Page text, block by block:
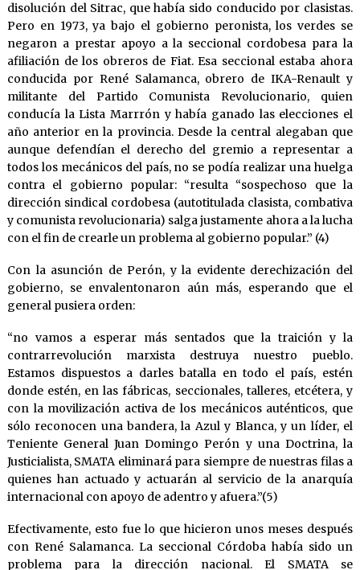
disolución del Sitrac, que había sido conducido por clasistas.
Pero en 1973, ya bajo el gobierno peronista, los verdes se
negaron a prestar apoyo a la seccional cordobesa para la
afiliación de los obreros de Fiat. Esa seccional estaba ahora
conducida por René Salamanca, obrero de IKA-Renault y
militante del Partido Comunista Revolucionario, quien
conducía la Lista Marrrón y había ganado las elecciones el
año anterior en la provincia. Desde la central alegaban que
aunque defendían el derecho del gremio a representar a
todos los mecánicos del país, no se podía realizar una huelga
contra el gobierno popular: “resulta “sospechoso que la
dirección sindical cordobesa (autotitulada clasista, combativa
y comunista revolucionaria) salga justamente ahora a la lucha
con el fin de crearle un problema al gobierno popular.” (4)
Con la asunción de Perón, y la evidente derechización del
gobierno, se envalentonaron aún más, esperando que el
general pusiera orden:
“no vamos a esperar más sentados que la traición y la
contrarrevolución marxista destruya nuestro pueblo.
Estamos dispuestos a darles batalla en todo el país, estén
donde estén, en las fábricas, seccionales, talleres, etcétera, y
con la movilización activa de los mecánicos auténticos, que
sólo reconocen una bandera, la Azul y Blanca, y un líder, el
Teniente General Juan Domingo Perón y una Doctrina, la
Justicialista, SMATA eliminará para siempre de nuestras filas a
quienes han actuado y actuarán al servicio de la anarquía
internacional con apoyo de adentro y afuera.”(5)
Efectivamente, esto fue lo que hicieron unos meses después
con René Salamanca. La seccional Córdoba había sido un
problema para la dirección nacional. El SMATA se